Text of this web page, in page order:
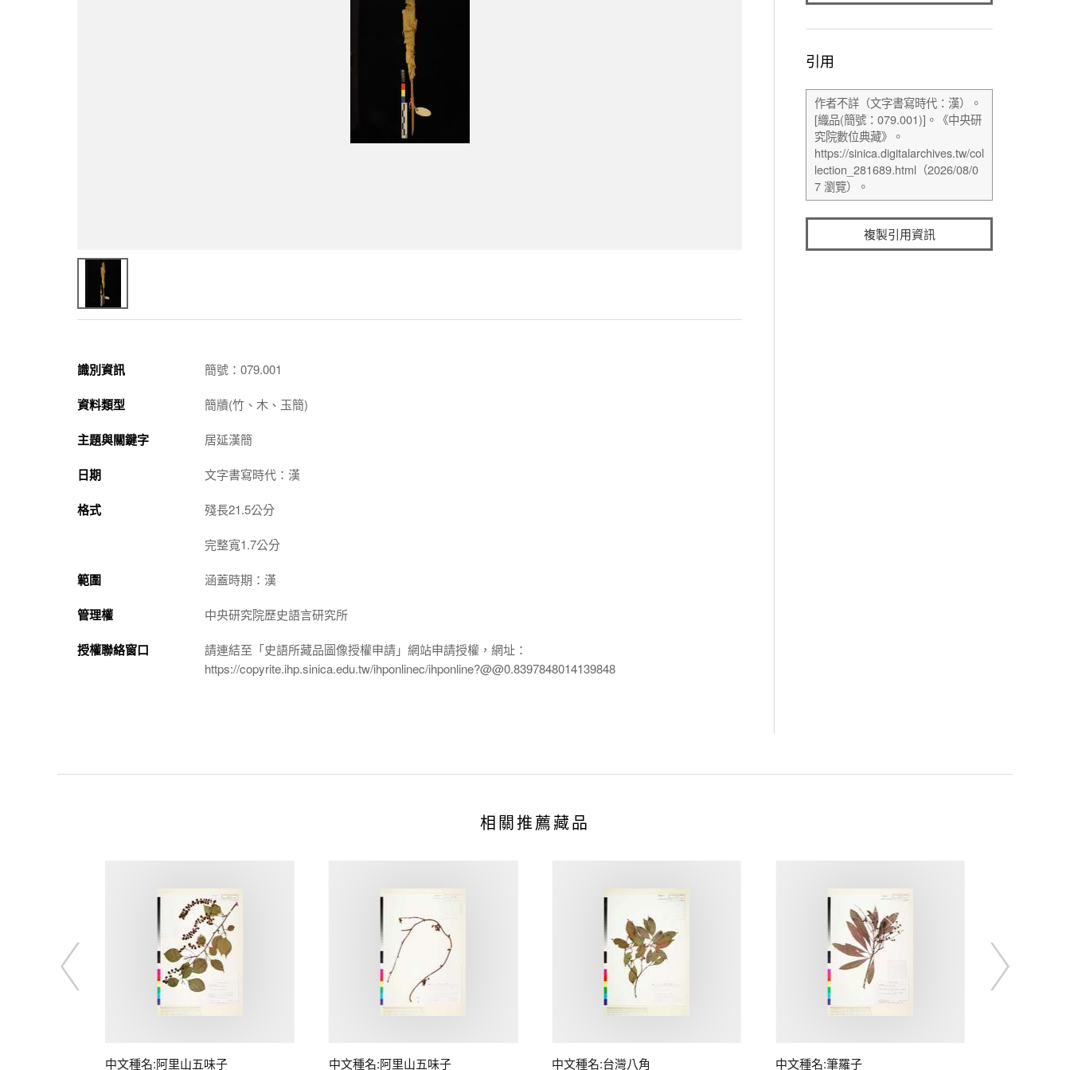
識別資訊 簡號：079.001
資料類型 簡牘(竹、木、玉簡)
主題與關鍵字 居延漢簡
日期 文字書寫時代：漢
格式 殘長21.5公分
完整寬1.7公分
範圍 涵蓋時期：漢
管理權 中央研究院歷史語言研究所
授權聯絡窗口
請連結至「史語所藏品圖像授權申請」網站申請授權，網址：
https://copyrite.ihp.sinica.edu.tw/ihponlinec/ihponline?@@0.8397848014139848
引用
複製引用資訊
相關推薦藏品
中文種名:阿里山五味子 中文種名:阿里山五味子 中文種名:台灣八角 中文種名:筆羅子